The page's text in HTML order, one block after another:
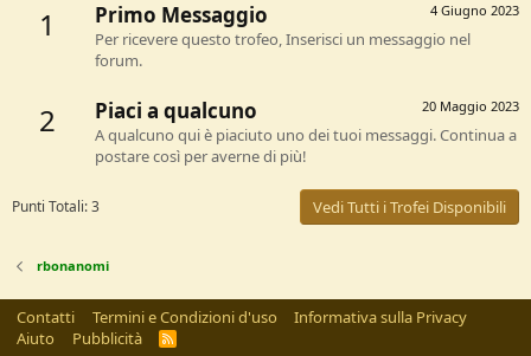
1 4 Giugno 2023
Primo Messaggio
Per ricevere questo trofeo, Inserisci un messaggio nel
forum.
2 20 Maggio 2023
Piaci a qualcuno
A qualcuno qui è piaciuto uno dei tuoi messaggi. Continua a
postare così per averne di più!
Punti Totali: 3 Vedi Tutti i Trofei Disponibili
rbonanomi
Contatti Termini e Condizioni d'uso
Informativa sulla Privacy
Aiuto
Pubblicità
R